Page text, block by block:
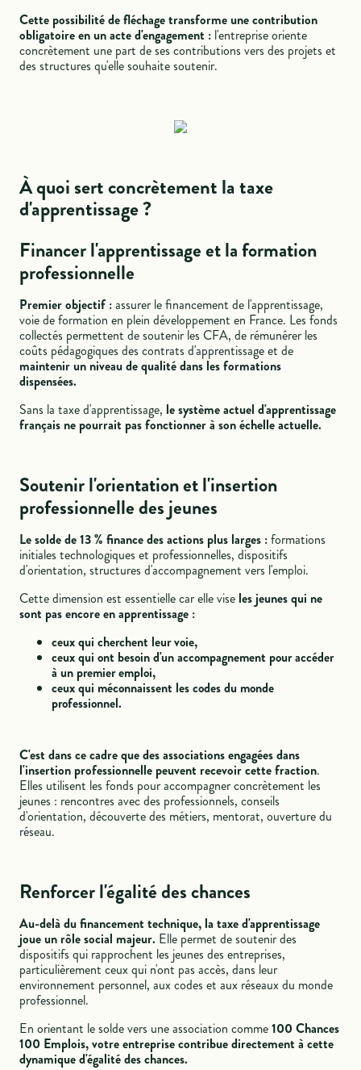
Cette possibilité de fléchage transforme une contribution
obligatoire en un acte d'engagement : l'entreprise oriente
concrètement une part de ses contributions vers des projets et
des structures qu'elle souhaite soutenir.
À quoi sert concrètement la taxe
d'apprentissage ?
Financer l'apprentissage et la formation
professionnelle
Premier objectif :assurer le financement de l'apprentissage,
voie de formation en plein développement en France. Les fonds
collectés permettent de soutenir les CFA, de rémunérer les
coûts pédagogiques des contrats d'apprentissage et de
maintenir un niveau de qualité dans les formations
dispensées.
Sans la taxe d'apprentissage, le système actuel d'apprentissage
français ne pourrait pas fonctionner à son échelle actuelle.
Soutenir l'orientation et l'insertion
professionnelle des jeunes
Le solde de 13 % finance des actions plus larges :formations
initiales technologiques et professionnelles, dispositifs
d'orientation, structures d'accompagnement vers l'emploi.
Cette dimension est essentielle car elle vise les jeunes qui ne
sont pas encore en apprentissage :
ceux qui cherchent leur voie,
ceux qui ont besoin d'un accompagnement pour accéder
à un premier emploi,
ceux qui méconnaissent les codes du monde
professionnel.
C'est dans ce cadre que des associations engagées dans
l'insertion professionnelle peuvent recevoir cette fraction.
Elles utilisent les fonds pour accompagner concrètement les
jeunes : rencontres avec des professionnels, conseils
d'orientation, découverte des métiers, mentorat, ouverture du
réseau.
Renforcer l'égalité des chances
Au-delà du financement technique, la taxe d'apprentissage
joue un rôle social majeur. Elle permet de soutenir des
dispositifs qui rapprochent les jeunes des entreprises,
particulièrement ceux qui n'ont pas accès, dans leur
environnement personnel, aux codes et aux réseaux du monde
professionnel.
En orientant le solde vers une association comme100 Chances
100 Emplois, votre entreprise contribue directement à cette
dynamique d'égalité des chances.